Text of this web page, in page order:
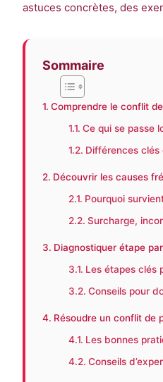
astuces concrètes, des
Sommaire
Comprendre le conflit
Ce qui se passe
Différences clés
Découvrir les causes
Pourquoi
Surcharge,
Diagnostiquer étape
Les étapes clés
Conseils pour
Résoudre un conflit de
Les bonnes
Conseils